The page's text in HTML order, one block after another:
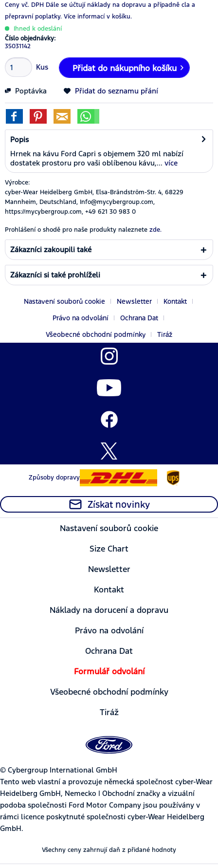
Ceny vč. DPH Dále se účtují náklady na dopravu a případně cla a
přepravní poplatky. Více informací v košíku.
Ihned k odeslání
Číslo objednávky:
35031142
Kus Přidat do nákupního košíku
Poptávka Přidat do seznamu přání
Popis
Hrnek na kávu Ford Capri s objemem 320 ml nabízí
dostatek prostoru pro vaši oblíbenou kávu,... více
Výrobce:
cyber-Wear Heidelberg GmbH, Elsa-Brändström-Str. 4, 68229
Mannheim, Deutschland, Info@mycybergroup.com,
https://mycybergroup.com, +49 621 30 983 0
Prohlášení o shodě pro naše produkty naleznete zde.
Zákazníci zakoupili také
Zákazníci si také prohlíželi
Nastavení souborů cookie Newsletter
Kontakt
Právo na odvolání
Ochrana Dat
Všeobecné obchodní podmínky
Tiráž
Způsoby dopravy
Získat novinky
Nastavení souborů cookie
Size Chart
Newsletter
Kontakt
Náklady na dorucení a dopravu
Právo na odvolání
Ochrana Dat
Formulář odvolání
Všeobecné obchodní podmínky
Tiráž
© Cybergroup International GmbH
Tento web vlastní a provozuje německá společnost cyber-Wear
Heidelberg GmbH, Nemecko | Obchodní značky a vizuální
podoba společnosti Ford Motor Company jsou používány v
rámci licence poskytnuté společnosti cyber-Wear Heidelberg
GmbH.
Všechny ceny zahrnují daň z přidané hodnoty